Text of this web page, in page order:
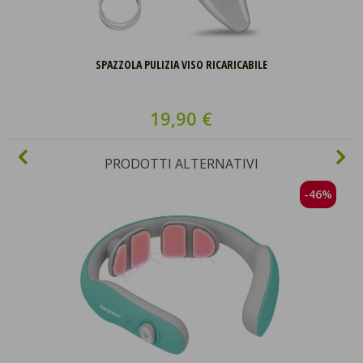
SPAZZOLA PULIZIA VISO RICARICABILE
19,90 €
PRODOTTI ALTERNATIVI
-46%